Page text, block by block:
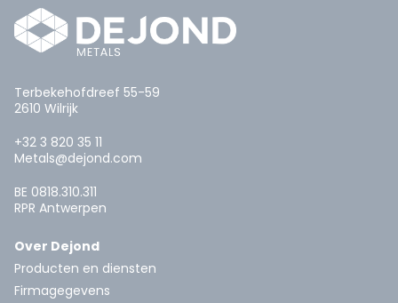
Terbekehofdreef 55-59
2610 Wilrijk
+32 3 820 35 11
Metals@dejond.com
BE 0818.310.311
RPR Antwerpen
Over Dejond
Producten en diensten
Firmagegevens